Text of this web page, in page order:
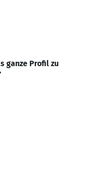
ganze Profil zu